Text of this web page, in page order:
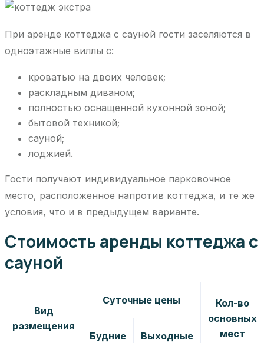
При аренде коттеджа с сауной гости заселяются в
одноэтажные виллы с:
кроватью на двоих человек;
раскладным диваном;
полностью оснащенной кухонной зоной;
бытовой техникой;
сауной;
лоджией.
Гости получают индивидуальное парковочное
место, расположенное напротив коттеджа, и те же
условия, что и в предыдущем варианте.
Стоимость аренды коттеджа с
сауной
Вид
размещения
Суточные цены
Кол-во
основных
мест
Будние Выходные